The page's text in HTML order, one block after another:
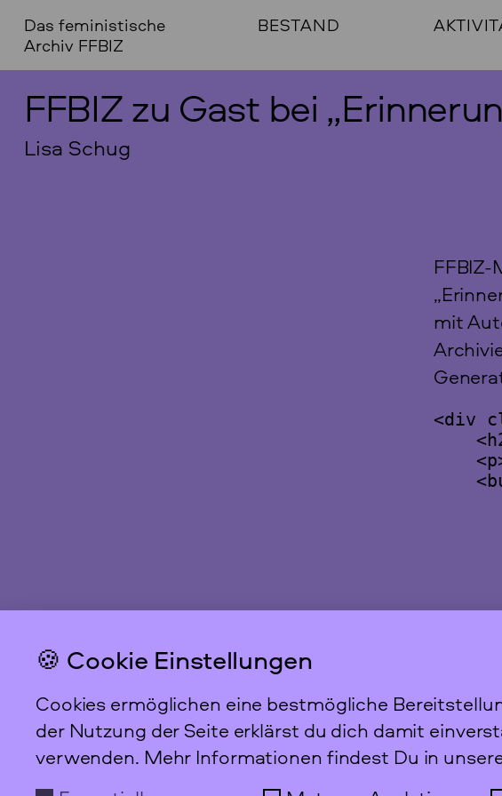
Das feministische
Archiv FFBIZ
BESTAND
FFBIZ zu Gast bei
Lisa Schug
mit
<div
Das feministische
Archiv FFBIZ
🍪 Cookie Einstellungen
Cookies ermöglichen eine bestmögliche
der Nutzung der Seite erklärst du dich damit
verwenden. Mehr Informationen findest Du in